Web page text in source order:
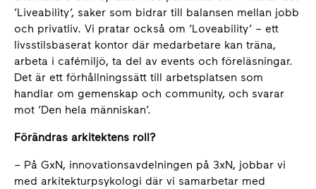
’Liveability’, saker som bidrar till balansen mellan jobb
och privatliv. Vi pratar också om ‘Loveability’ – ett
livsstilsbaserat kontor där medarbetare kan träna,
arbeta i cafémiljö, ta del av events och föreläsningar.
Det är ett förhållningssätt till arbetsplatsen som
handlar om gemenskap och community, och svarar
mot ’Den hela människan’.
Förändras arkitektens roll?
– På GxN, innovationsavdelningen på 3xN, jobbar vi
med arkitekturpsykologi där vi samarbetar med